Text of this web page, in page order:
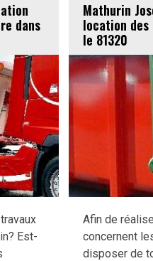
dans
Est-
Mathurin
location des
le 81320
Afin de
concernent
disposer de